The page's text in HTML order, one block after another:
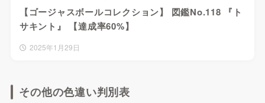
【ゴージャスボールコレクション】 図鑑No.118 『ト
サキント』 【達成率60%】
2025年1月29日
その他の色違い判別表